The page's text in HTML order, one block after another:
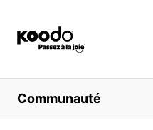
Magasiner
Libre service
Communauté